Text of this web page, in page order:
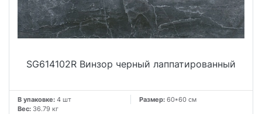
SG614102R Винзор черный лаппатированный
В упаковке: 4 шт Размер: 60*60 см
Вес: 36.79 кг